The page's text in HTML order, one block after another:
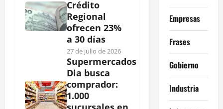
Crédito
Regional
ofrecen 23%
a 30 días
27 de julio de 2026
Supermercados
Dia busca
comprador:
1.000
Empresas
Frases
Gobierno
Industria